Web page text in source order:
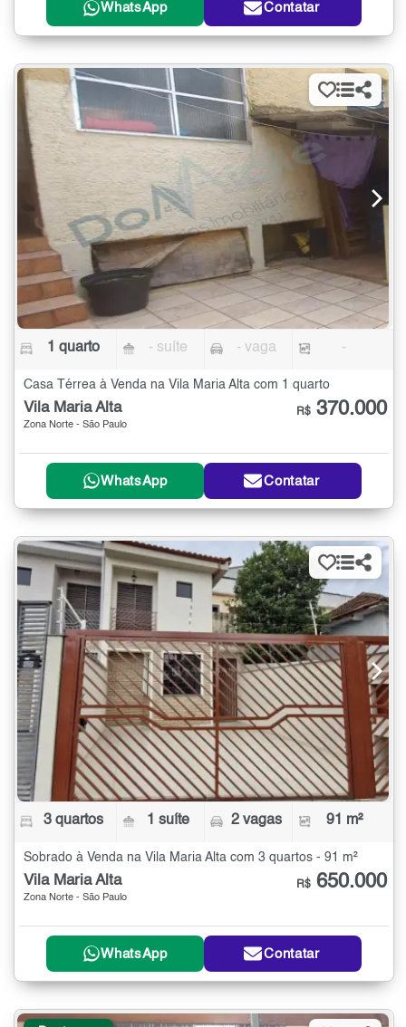
WhatsApp Contatar
1 quarto - suíte - vaga -
Casa Térrea à Venda na Vila Maria Alta com 1 quarto
Vila Maria Alta
Zona Norte - São Paulo
R$ 370.000
WhatsApp Contatar
3 quartos 1 suíte 2 vagas 91 m²
Sobrado à Venda na Vila Maria Alta com 3 quartos - 91 m²
Vila Maria Alta
Zona Norte - São Paulo
R$ 650.000
WhatsApp Contatar